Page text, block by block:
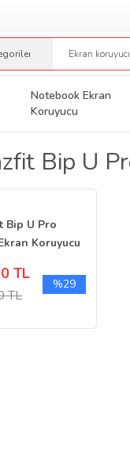
Notebook Ekran
Koruyucu
Bip U
Bip U Pro
Koruyucu
TL
TL
%29